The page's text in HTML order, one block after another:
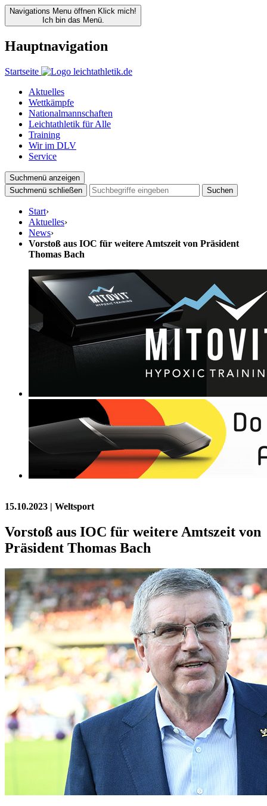
Navigations Menu öffnen Klick mich!
Ich bin das Menü.
Hauptnavigation
Startseite
Aktuelles
Wettkämpfe
Nationalmannschaften
Leichtathletik für Alle
Training
Wir im DLV
Service
Suchmenü anzeigen
Suchmenü schließen
Suchen
Start›
Aktuelles›
News›
Vorstoß aus IOC für weitere Amtszeit von Präsident
Thomas Bach
15.10.2023 | Weltsport
Vorstoß aus IOC für weitere Amtszeit von
Präsident Thomas Bach